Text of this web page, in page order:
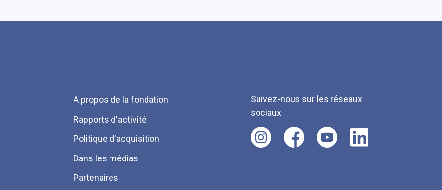
Menu
Pied
de
page
A propos de la fondation
Rapports d'activité
Politique d'acquisition
Dans les médias
Partenaires
Suivez-nous sur les réseaux
sociaux